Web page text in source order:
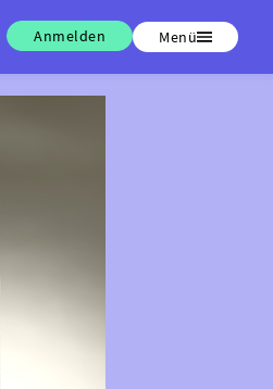
Anmelden Menü